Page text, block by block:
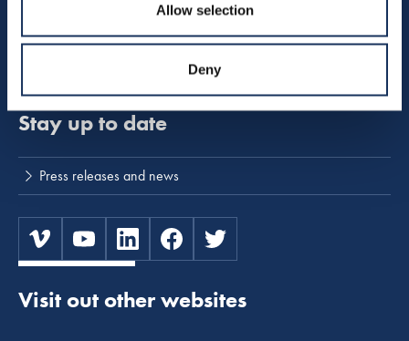
Allow selection
Deny
Visit out other websites
Stay up to date
Press releases and news